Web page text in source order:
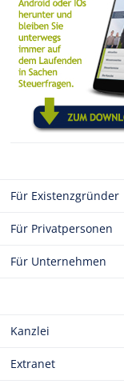
Für Existenzgründer
Für Privatpersonen
Für Unternehmen
Kanzlei
Extranet